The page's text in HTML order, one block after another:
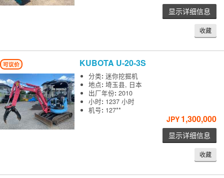
显示详细信息
收藏
可议价 KUBOTA U-20-3S
分类:迷你挖掘机
地点:埼玉县, 日本
出厂年份:2010
小时: 1237 小时
机号: 127**
JPY 1,300,000
显示详细信息
收藏